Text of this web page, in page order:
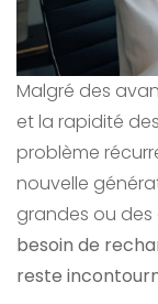
Malgré des
et la rapidité
problème
nouvelle
grandes ou des
besoin de
reste